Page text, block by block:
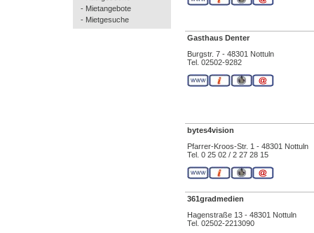
- Mietangebote
- Mietgesuche
Gasthaus Denter
Burgstr. 7 - 48301 Nottuln
Tel. 02502-9282
bytes4vision
Pfarrer-Kroos-Str. 1 - 48301 Nottuln
Tel. 0 25 02 / 2 27 28 15
361gradmedien
Hagenstraße 13 - 48301 Nottuln
Tel. 02502-2213090